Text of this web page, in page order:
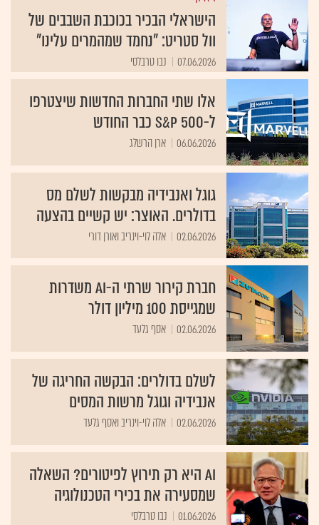
הישראלי הבכיר בכוכבת השבבים של
וול סטריט: "נחמד שמהמרים עלינו"
07.06.2026 נבו טרבלסי
אלו שתי החברות החדשות שיצטרפו
ל-S&P 500 כבר החודש
06.06.2026 ארן הרשלג
גוגל ואנבידיה מבקשות לשלם מס
בדולרים. האוצר: יש קשיים בהצעה
02.06.2026 אלה לוי-וינריב ואורן דורי
חברת קירור שרתי ה-AI משדרות
שמגייסת 100 מיליון דולר
02.06.2026 אסף גלעד
לשלם בדולרים: הבקשה החריגה של
אנבידיה וגוגל מרשות המסים
02.06.2026 אלה לוי-וינריב ואסף גלעד
AI היא רק תירוץ לפיטורים? השאלה
שמסעירה את בכירי הטכנולוגיה
01.06.2026 נבו טרבלסי